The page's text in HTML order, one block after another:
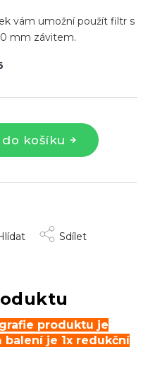
košíku
vám umožní použít filtr s
mm závitem.
Sdílet
produktu je
balení je 1x redukční